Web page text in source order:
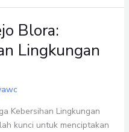
Blora:
Lingkungan
Kebersihan Lingkungan
kunci untuk menciptakan